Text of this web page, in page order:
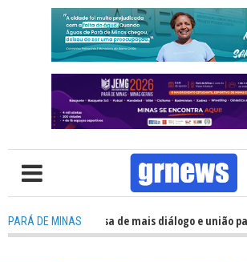
PARÁ DE MINAS
TV: Política precisa de mais diálogo e união